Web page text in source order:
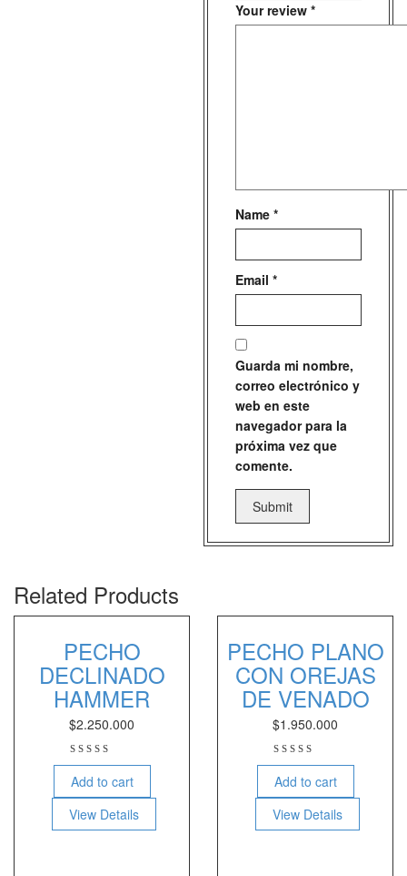
Your review *
Name *
Email *
Guarda mi nombre,
correo electrónico y
web en este
navegador para la
próxima vez que
comente.
Related Products
PECHO
DECLINADO
HAMMER
$2.250.000
Add to cart
View Details
PECHO PLANO
CON OREJAS
DE VENADO
$1.950.000
Add to cart
View Details